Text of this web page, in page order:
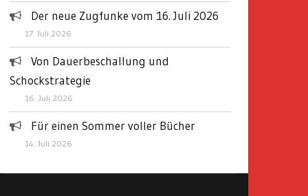
Der neue Zugfunke vom 16. Juli 2026
17. Juli 2026
Von Dauerbeschallung und
Schockstrategie
16. Juli 2026
Für einen Sommer voller Bücher
14. Juli 2026